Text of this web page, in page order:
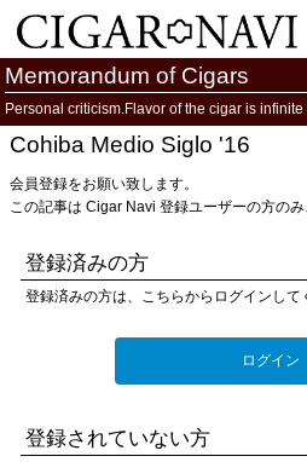
会員登録 お問い合わせ
How to Cigar?
Cigar Information
Memorandum of Cigars
Personal criticism.Flavor of the cigar is infinite
Cohiba Medio Siglo '16
会員登録をお願い致します。
この記事は Cigar Navi 登録ユーザーの方のみ
登録済みの方
登録済みの方は、こちらからログインして
ログイン
登録されていない方